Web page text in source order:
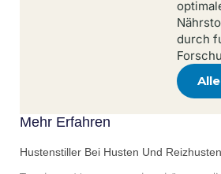
durch
Mehr Erfahren
Hustenstiller Bei Husten Und